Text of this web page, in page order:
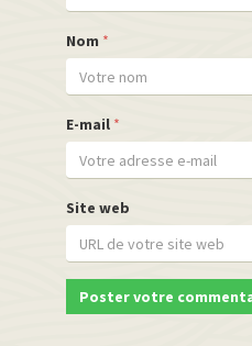
Nom *
E-mail *
Site web